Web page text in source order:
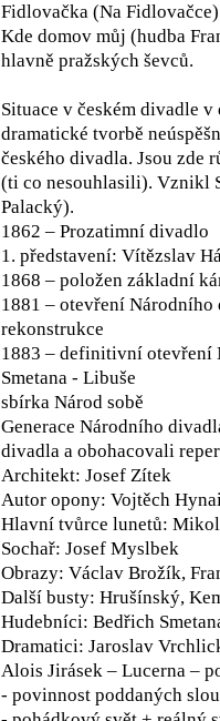
Fidlovačka (Na
Kde domov můj (hudba
hlavně pražských ševců.
Situace v českém divadle
dramatické tvorbě
českého divadla. Jsou zde
(ti co nesouhlasili). Vznikl
Palacký).
1862 – Prozatimní divadlo
1. představení: Vítězslav
1868 – položen základní
1881 – otevření
rekonstrukce
1883 – definitivní otevření
Smetana - Libuše
sbírka Národ sobě
Generace Národního
divadla a obohacovali
Architekt: Josef Zítek
Autor opony: Vojtěch
Hlavní tvůrce lunetů:
Sochař: Josef Myslbek
Obrazy: Václav Brožík,
Další busty: Hrušínský,
Hudebníci: Bedřich
Dramatici: Jaroslav
Alois Jirásek – Lucerna –
- povinnost poddaných